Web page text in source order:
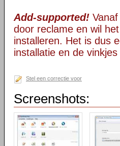
Add-supported!
door reclame en wil
installeren. Het is dus
installatie en de
Stel een correctie voor
Screenshots: